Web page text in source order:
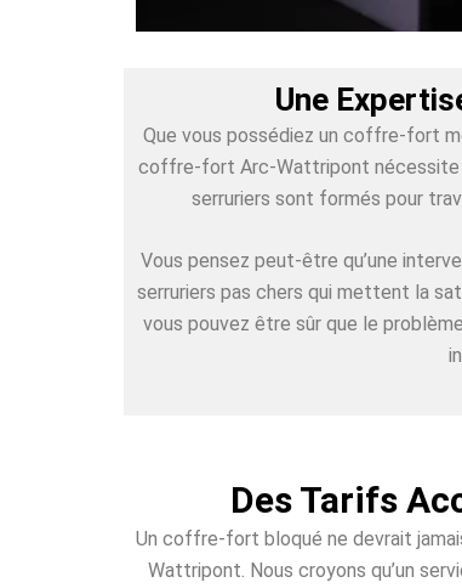
Une
Que vous possédiez un coffre-fort
coffre-fort Arc-Wattripont nécessite
serruriers sont formés pour
Vous pensez peut-être qu’une
serruriers pas chers qui mettent la
vous pouvez être sûr que le
Des Tarifs
Un coffre-fort bloqué ne devrait
Wattripont. Nous croyons qu’un